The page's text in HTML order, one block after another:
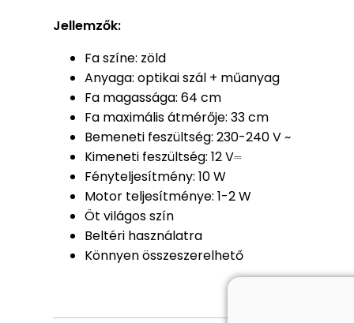
Jellemzők:
Fa színe: zöld
Anyaga: optikai szál + műanyag
Fa magassága: 64 cm
Fa maximális átmérője: 33 cm
Bemeneti feszültség: 230-240 V ~
Kimeneti feszültség: 12 V⎓
Fényteljesítmény: 10 W
Motor teljesítménye: 1-2 W
Öt világos szín
Beltéri használatra
Könnyen összeszerelhető